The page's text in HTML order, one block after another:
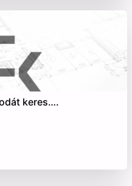
keres….